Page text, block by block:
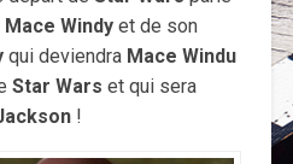
Mace Windyet de son
qui deviendra Mace Windu
Star Wars et qui sera
!